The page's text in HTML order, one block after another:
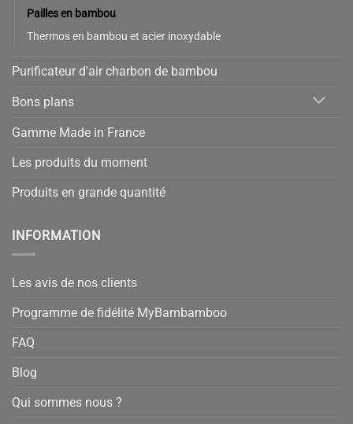
Pailles en bambou
Thermos en bambou et acier inoxydable
Purificateur d'air charbon de bambou
Bons plans
Gamme Made in France
Les produits du moment
Produits en grande quantité
INFORMATION
Les avis de nos clients
Programme de fidélité MyBambamboo
FAQ
Blog
Qui sommes nous ?